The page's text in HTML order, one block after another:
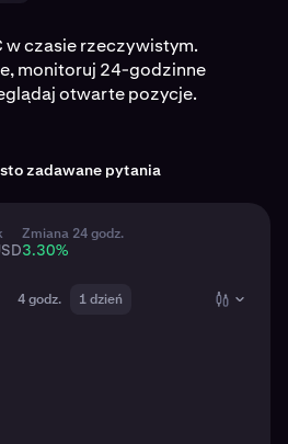
w czasie rzeczywistym.
monitoruj 24-godzinne
otwarte pozycje.
zadawane pytania
Zmiana 24 godz.
3.30%
4 godz. 1 dzień